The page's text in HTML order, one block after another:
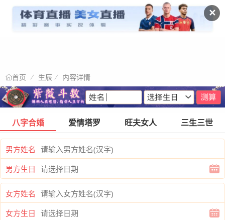
✕
首页 生辰 内容详情
八字合婚 爱情塔罗 旺夫女人 三生三世
男方姓名
男方生日
女方姓名
女方生日